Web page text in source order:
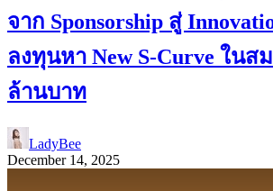
จาก Sponsorship สู่
ลงทุนหา New S-Curve ในส
ล้านบาท
LadyBee
December 14, 2025